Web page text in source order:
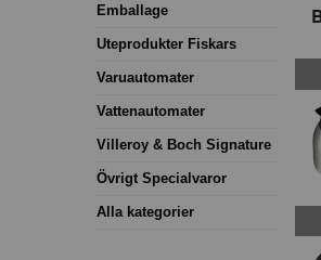
Emballage
Uteprodukter Fiskars
Varuautomater
Vattenautomater
Villeroy & Boch Signature
Övrigt Specialvaror
Alla kategorier